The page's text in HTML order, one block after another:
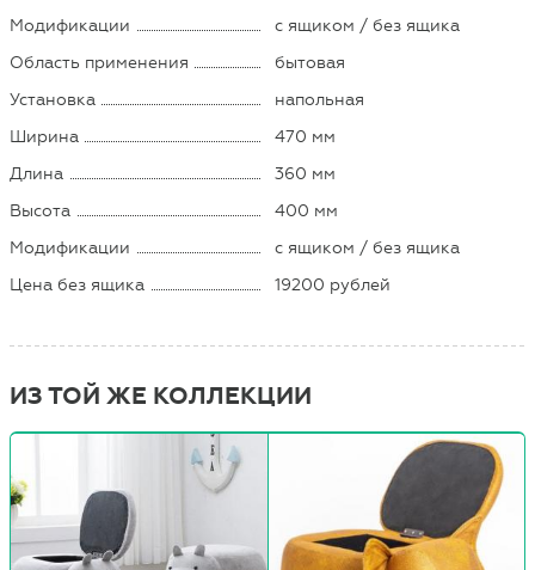
Модификации
с ящиком / без ящика
Область применения
бытовая
Установка
напольная
Ширина
470 мм
Длина
360 мм
Высота
400 мм
Модификации
с ящиком / без ящика
Цена без ящика
19200 рублей
ИЗ ТОЙ ЖЕ КОЛЛЕКЦИИ